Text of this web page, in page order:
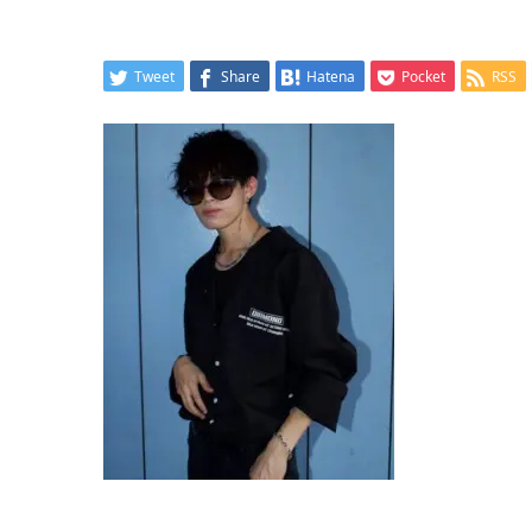
Tweet Share Hatena Pocket RSS